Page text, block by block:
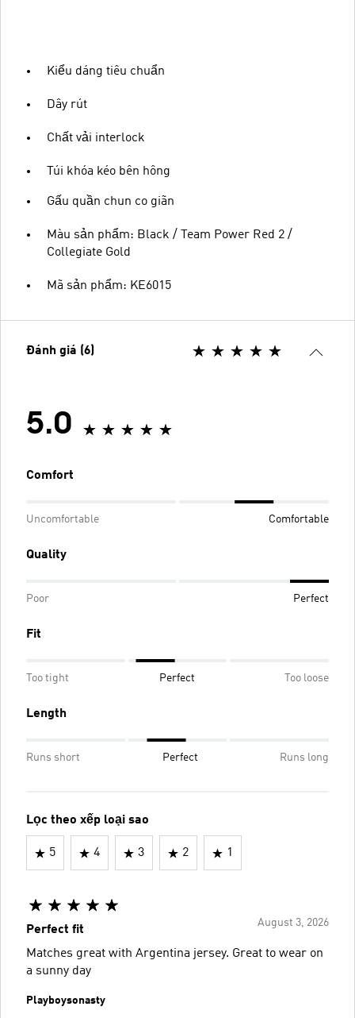
Kiểu dáng tiêu chuẩn
Dây rút
Chất vải interlock
Túi khóa kéo bên hông
Gấu quần chun co giãn
Màu sản phẩm: Black / Team Power Red 2 /
Collegiate Gold
Mã sản phẩm: KE6015
Đánh giá (6)
5.0
Comfort
Uncomfortable Comfortable
Quality
Poor Perfect
Fit
Too tight Perfect Too loose
Length
Runs short Perfect Runs long
Lọc theo xếp loại sao
5 4 3 2 1
August 3, 2026
Perfect fit
Matches great with Argentina jersey. Great to wear on
a sunny day
Playboysonasty